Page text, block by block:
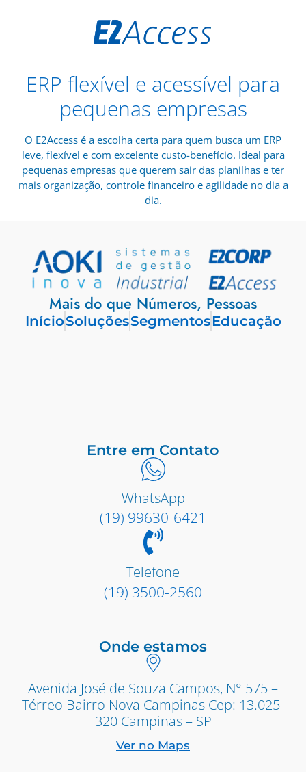
ERP flexível e acessível para
pequenas empresas
O E2Access é a escolha certa para quem busca um ERP
leve, flexível e com excelente custo-benefício. Ideal para
pequenas empresas que querem sair das planilhas e ter
mais organização, controle financeiro e agilidade no dia a
dia.
Mais do que Números, Pessoas
InícioSoluçõesSegmentosEducação
Entre em Contato
WhatsApp
(19) 99630-6421
Telefone
(19) 3500-2560
Onde estamos
Avenida José de Souza Campos, N° 575 –
Térreo Bairro Nova Campinas Cep: 13.025-
320 Campinas – SP
Ver no Maps